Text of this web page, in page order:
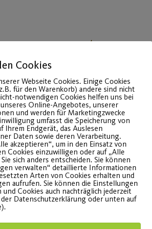
–
zu
Yoga
Ab
Cookies
Webseite Cookies. Einige Cookies
für den Warenkorb) andere sind nicht
notwendigen Cookies helfen uns bei
Online-Angebotes, unserer
und werden für Marketingzwecke
umfasst die Speicherung von
Ihrem Endgerät, das Auslesen
Daten sowie deren Verarbeitung.
akzeptieren“, um in den Einsatz von
Cookies einzuwilligen oder auf „Alle
sich anders entscheiden. Sie können
verwalten“ detaillierte Informationen
Arten von Cookies erhalten und
aufrufen. Sie können die Einstellungen
Cookies auch nachträglich jederzeit
Datenschutzerklärung oder unten auf